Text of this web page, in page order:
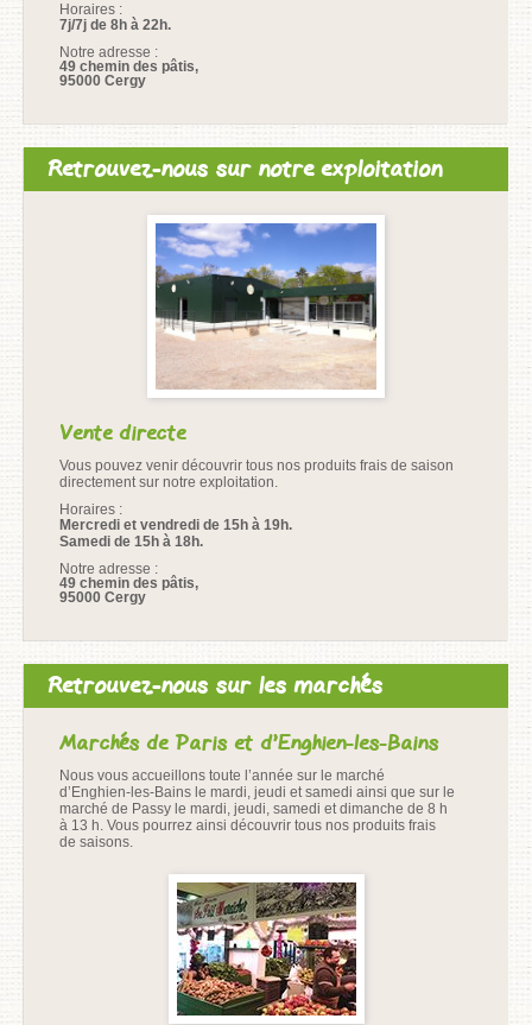
Horaires :
7j/7j de 8h à 22h.
Notre adresse :
49 chemin des pâtis,
95000 Cergy
Retrouvez-nous sur notre exploitation
Vente directe
Vous pouvez venir découvrir tous nos produits frais de saison
directement sur notre exploitation.
Horaires :
Mercredi et vendredi de 15h à 19h.
Samedi de 15h à 18h.
Notre adresse :
49 chemin des pâtis,
95000 Cergy
Retrouvez-nous sur les marchés
Marchés de Paris et d’Enghien-les-Bains
Nous vous accueillons toute l’année sur le marché
d’Enghien-les-Bains le mardi, jeudi et samedi ainsi que sur le
marché de Passy le mardi, jeudi, samedi et dimanche de 8 h
à 13 h. Vous pourrez ainsi découvrir tous nos produits frais
de saisons.